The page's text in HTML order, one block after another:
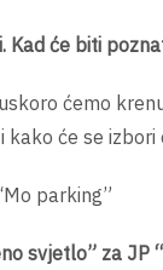
Kad će biti
ćemo
će se izbori
parking”
svjetlo” za JP